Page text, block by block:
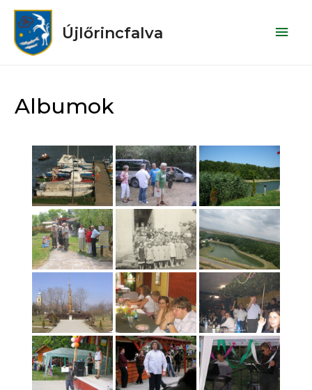
Újlőrincfalva
Albumok